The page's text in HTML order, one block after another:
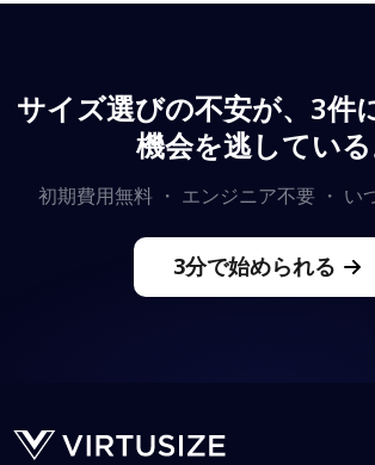
サイズ選びの不安が、3件
機会を逃している
初期費用無料 ・ エンジニア不要 ・ い
3分で始められる